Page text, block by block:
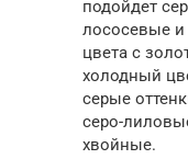
подойдет
лососевые и
цвета с
холодный
серые
серо-
хвойные.